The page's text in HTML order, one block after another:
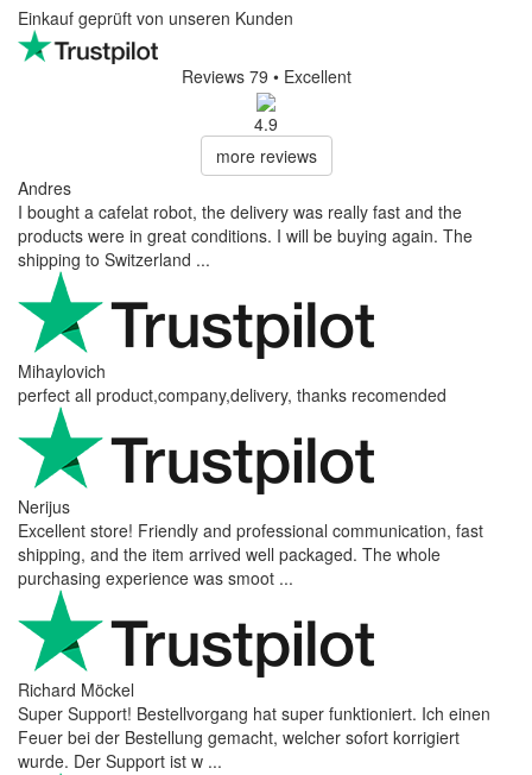
Einkauf geprüft von unseren Kunden
Reviews 79 • Excellent
4.9
more reviews
Andres
I bought a cafelat robot, the delivery was really fast and the
products were in great conditions. I will be buying again. The
shipping to Switzerland ...
Mihaylovich
perfect all product,company,delivery, thanks recomended
Nerijus
Excellent store! Friendly and professional communication, fast
shipping, and the item arrived well packaged. The whole
purchasing experience was smoot ...
Richard Möckel
Super Support! Bestellvorgang hat super funktioniert. Ich einen
Feuer bei der Bestellung gemacht, welcher sofort korrigiert
wurde. Der Support ist w ...